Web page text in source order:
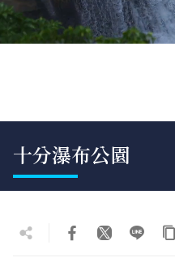
十分瀑布公園